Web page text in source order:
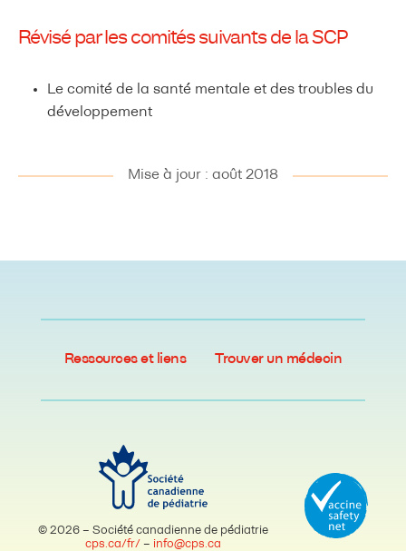
Révisé par les comités suivants de la SCP
Le comité de la santé mentale et des troubles du
développement
Mise à jour : août 2018
Ressources et liens Trouver un médecin
© 2026 – Société canadienne de pédiatrie
cps.ca/fr/ – info@cps.ca